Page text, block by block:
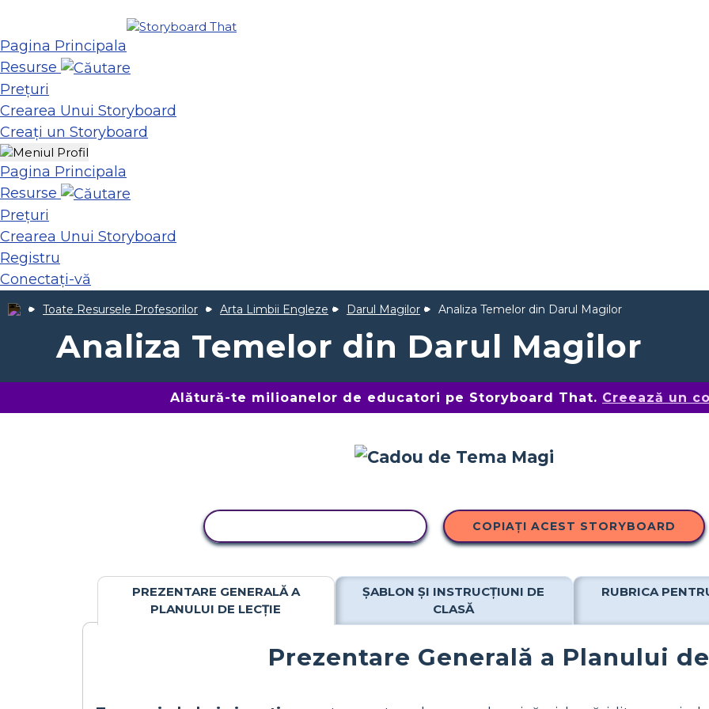
Pagina Principala
Resurse
Prețuri
Crearea Unui Storyboard
Creați un Storyboard
Pagina Principala
Resurse
Prețuri
Crearea Unui Storyboard
Registru
Conectați-vă
Toate Resursele Profesorilor Arta Limbii Engleze Darul Magilor Analiza Temelor din Darul Magilor
Analiza Temelor din Darul Magilor
Alătură-te milioanelor de educatori pe Storyboard That. Creează un
COPIAȚI ACEST STORYBOARD
PREZENTARE GENERALĂ A
PLANULUI DE LECȚIE
ȘABLON ȘI INSTRUCȚIUNI DE
CLASĂ
RUBRICA
Prezentare Generală a Planului